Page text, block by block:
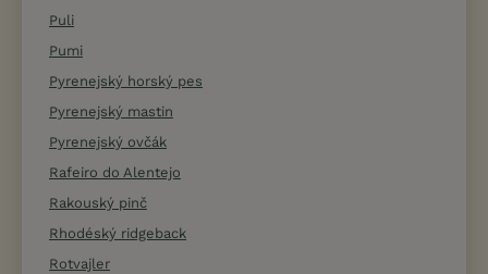
Puli
Pumi
Pyrenejský horský pes
Pyrenejský mastin
Pyrenejský ovčák
Rafeiro do Alentejo
Rakouský pinč
Rhodéský ridgeback
Rotvajler